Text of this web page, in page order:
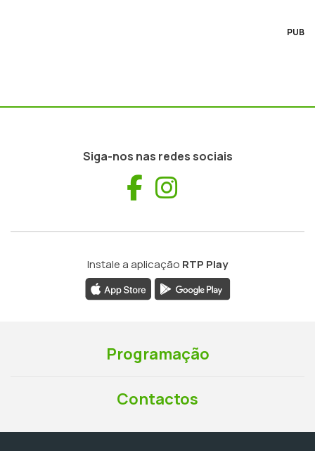
PUB
Siga-nos nas redes sociais
Facebook
Instale a aplicação RTP Play
Programação
Contactos